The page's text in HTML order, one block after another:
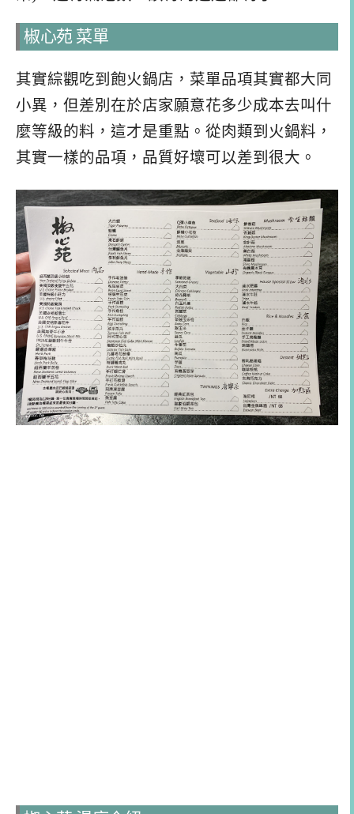
椒心苑 菜單
其實綜觀吃到飽火鍋店，菜單品項其實都大同
小異，但差別在於店家願意花多少成本去叫什
麼等級的料，這才是重點。從肉類到火鍋料，
其實一樣的品項，品質好壞可以差到很大。